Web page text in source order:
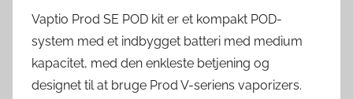
Vaptio Prod SE POD kit er et kompakt POD-
system med et indbygget batteri med medium
kapacitet, med den enkleste betjening og
designet til at bruge Prod V-seriens vaporizers.